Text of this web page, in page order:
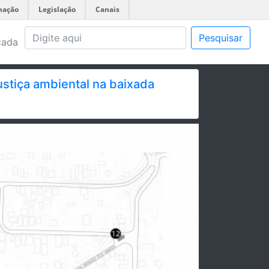
Legislação Canais
Pesquisar
ambiental na baixada